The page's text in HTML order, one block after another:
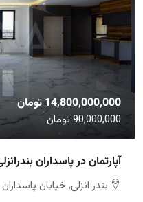
14,800,000,000 تومان
90,000,000 تومان
آپارتمان در پاسداران بندرانزلی
بندر انزلی, خیابان پاسداران